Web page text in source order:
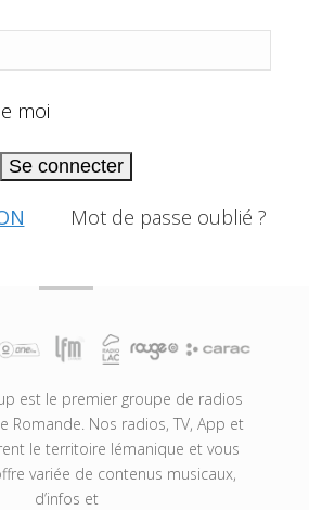
moi
Se connecter
Mot de passe oublié ?
est le premier groupe de radios
Romande. Nos radios, TV, App et
le territoire lémanique et vous
variée de contenus musicaux,
d’infos et